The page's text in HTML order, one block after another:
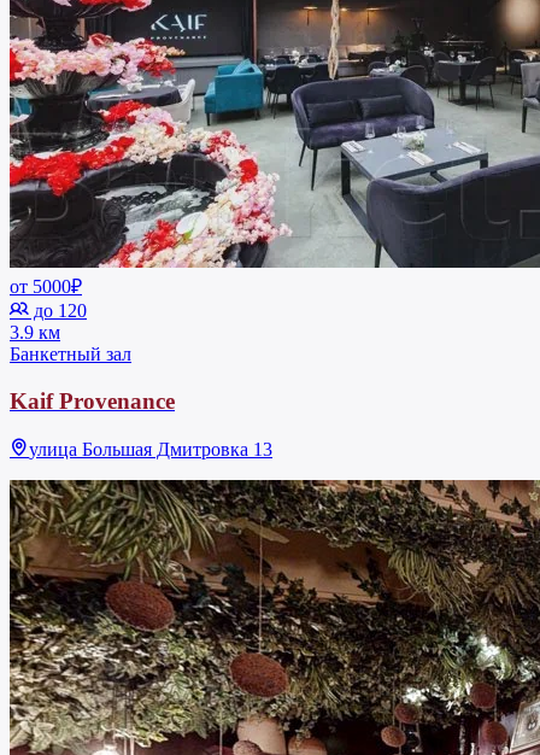
от 5000₽
до 120
3.9 км
Банкетный зал
Kaif Provenance
улица Большая Дмитровка 13